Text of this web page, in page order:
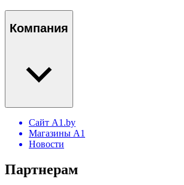
Компания
Сайт A1.by
Магазины А1
Новости
Партнерам